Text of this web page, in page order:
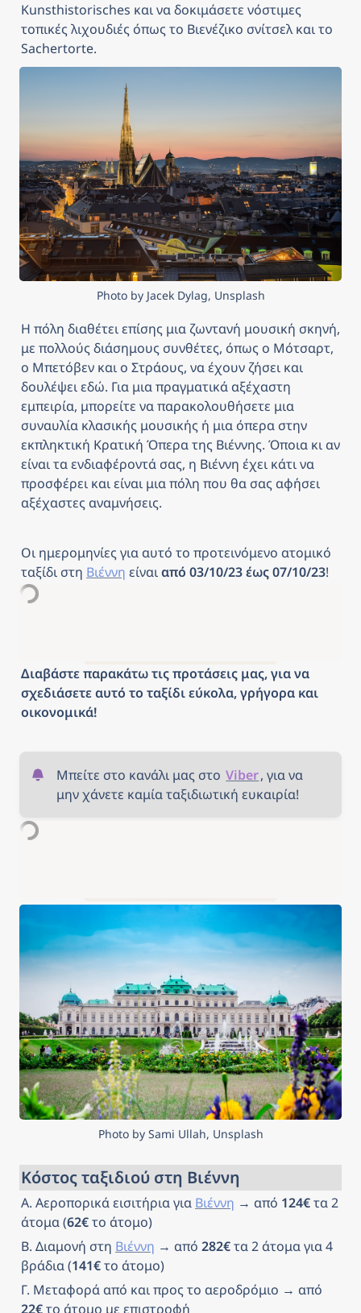
Kunsthistorisches και να δοκιμάσετε νόστιμες
τοπικές λιχουδιές όπως το Βιενέζικο σνίτσελ και το
Sachertorte.
Photo by Jacek Dylag, Unsplash
Η πόλη διαθέτει επίσης μια ζωντανή μουσική σκηνή,
με πολλούς διάσημους συνθέτες, όπως ο Μότσαρτ,
ο Μπετόβεν και ο Στράους, να έχουν ζήσει και
δουλέψει εδώ. Για μια πραγματικά αξέχαστη
εμπειρία, μπορείτε να παρακολουθήσετε μια
συναυλία κλασικής μουσικής ή μια όπερα στην
εκπληκτική Κρατική Όπερα της Βιέννης. Όποια κι αν
είναι τα ενδιαφέροντά σας, η Βιέννη έχει κάτι να
προσφέρει και είναι μια πόλη που θα σας αφήσει
αξέχαστες αναμνήσεις.
Οι ημερομηνίες για αυτό το προτεινόμενο ατομικό
ταξίδι στη Βιέννη είναι από 03/10/23 έως 07/10/23!
Διαβάστε παρακάτω τις προτάσεις μας, για να
σχεδιάσετε αυτό το ταξίδι εύκολα, γρήγορα και
οικονομικά!
Μπείτε στο κανάλι μας στο Viber, για να
μην χάνετε καμία ταξιδιωτική ευκαιρία!
Photo by Sami Ullah, Unsplash
Κόστος ταξιδιού στη Βιέννη
Α. Αεροπορικά εισιτήρια για Βιέννη → από 124€ τα 2
άτομα (62€ το άτομο)
Β. Διαμονή στη Βιέννη → από 282€ τα 2 άτομα για 4
βράδια (141€ το άτομο)
22€ το άτομο με επιστροφή